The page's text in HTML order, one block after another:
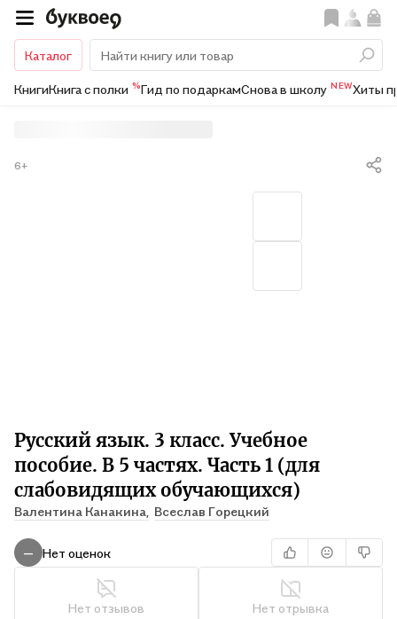
Каталог
КнигиКнига с полки %Гид по подаркамСнова в школу NEWХиты
Русский язык. 3 класс. Учебное
пособие. В 5 частях. Часть 1 (для
слабовидящих обучающихся)
Валентина Канакина, Всеслав Горецкий
6+
— Нет оценок
Нет отзывов Нет отрывка